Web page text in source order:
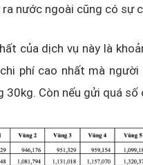
nước ngoài cũng có sự
của dịch vụ này là
phí cao nhất mà
30kg. Còn nếu gửi quá